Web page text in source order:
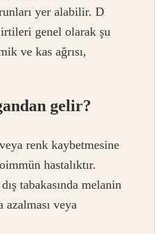
yer alabilir. D
genel olarak şu
ve kas ağrısı,
gelir?
renk kaybetmesine
hastalıktır.
tabakasında melanin
azalması veya